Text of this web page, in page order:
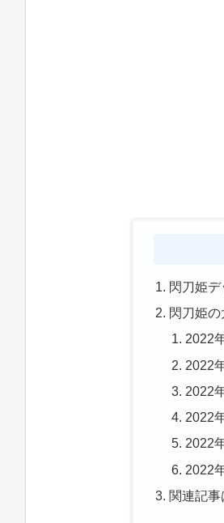
閃刀姫
閃刀姫
2022
2022
2022
2022
2022
2022
関連記事